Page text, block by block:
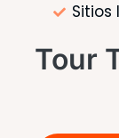
Sitios
Tour